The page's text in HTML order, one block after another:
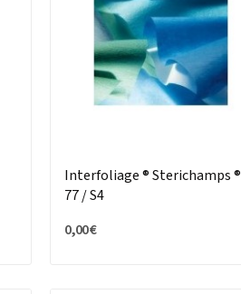
Interfoliage ® Sterichamps ®
77 / S4
0,00 €